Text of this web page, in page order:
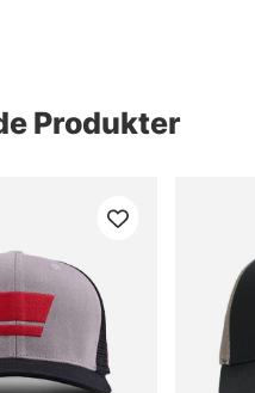
Produkter